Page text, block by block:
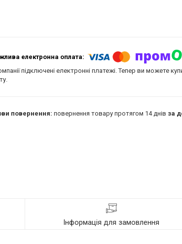
підключені електронні платежі. Тепер ви можете
повернення товару протягом 14 днів за
Інформація для замовлення